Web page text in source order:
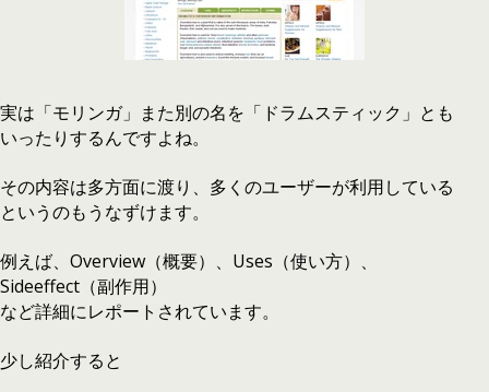
実は「モリンガ」また別の名を「ドラムスティック」とも
いったりするんですよね。
その内容は多方面に渡り、多くのユーザーが利用している
というのもうなずけます。
例えば、Overview（概要）、Uses（使い方）、
Sideeffect（副作用）
など詳細にレポートされています。
少し紹介すると